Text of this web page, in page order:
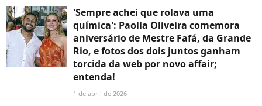
'Sempre achei que rolava uma
química': Paolla Oliveira comemora
aniversário de Mestre Fafá, da Grande
Rio, e fotos dos dois juntos ganham
torcida da web por novo affair;
entenda!
1 de abril de 2026